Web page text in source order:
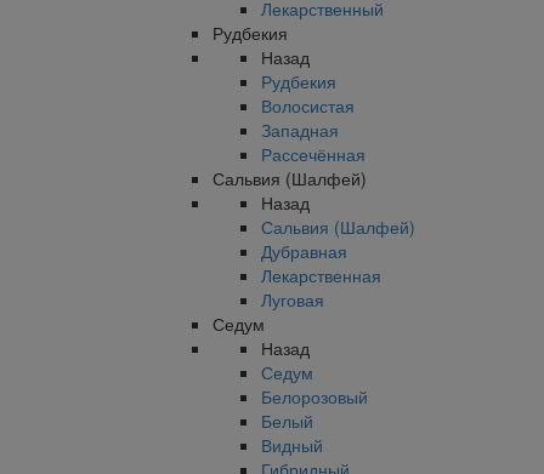
Лекарственный
Рудбекия
Назад
Рудбекия
Волосистая
Западная
Рассечённая
Сальвия (Шалфей)
Назад
Сальвия (Шалфей)
Дубравная
Лекарственная
Луговая
Седум
Назад
Седум
Белорозовый
Белый
Видный
Гибридный